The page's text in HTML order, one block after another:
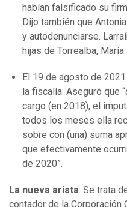
habían falsificado su
Dijo también que
y autodenunciarse.
hijas de Torrealba,
El 19 de agosto de
la fiscalía. Aseguró que
cargo (en 2018), el
todos los meses ella
sobre con (una) suma
que efectivamente
de 2020”.
La nueva arista: Se trata
contador de la Corporación